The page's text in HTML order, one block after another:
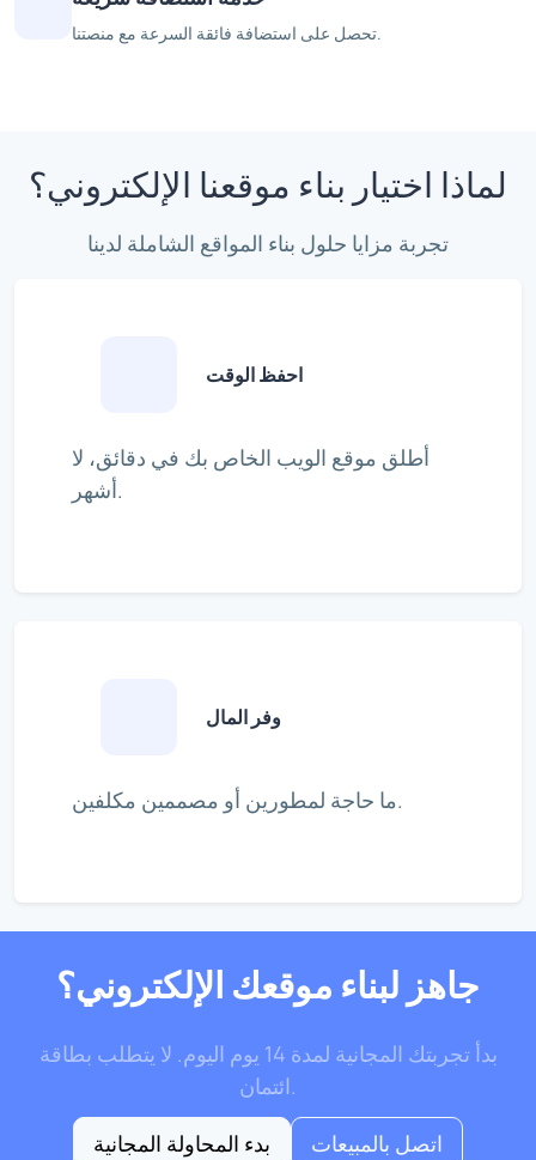
تحصل على استضافة فائقة السرعة مع منصتنا.
لماذا اختيار بناء موقعنا الإلكتروني؟
تجربة مزايا حلول بناء المواقع الشاملة لدينا
احفظ الوقت
أطلق موقع الويب الخاص بك في دقائق، لا
أشهر.
وفر المال
ما حاجة لمطورين أو مصممين مكلفين.
جاهز لبناء موقعك الإلكتروني؟
بدأ تجربتك المجانية لمدة 14 يوم اليوم. لا يتطلب بطاقة
ائتمان.
بدء المحاولة المجانية
اتصل بالمبيعات